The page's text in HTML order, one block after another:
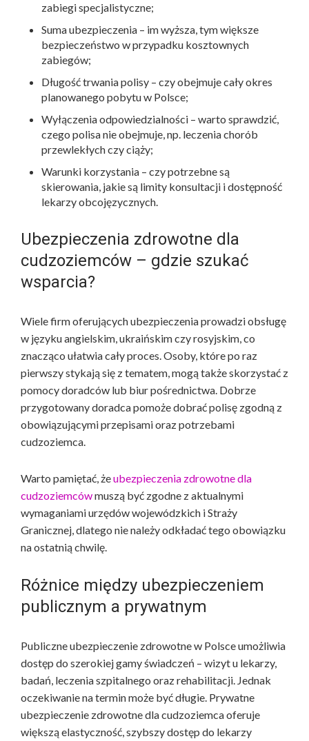
zabiegi specjalistyczne;
Suma ubezpieczenia – im wyższa, tym większe
bezpieczeństwo w przypadku kosztownych
zabiegów;
Długość trwania polisy – czy obejmuje cały okres
planowanego pobytu w Polsce;
Wyłączenia odpowiedzialności – warto sprawdzić,
czego polisa nie obejmuje, np. leczenia chorób
przewlekłych czy ciąży;
Warunki korzystania – czy potrzebne są
skierowania, jakie są limity konsultacji i dostępność
lekarzy obcojęzycznych.
Ubezpieczenia zdrowotne dla
cudzoziemców – gdzie szukać
wsparcia?
Wiele firm oferujących ubezpieczenia prowadzi obsługę
w języku angielskim, ukraińskim czy rosyjskim, co
znacząco ułatwia cały proces. Osoby, które po raz
pierwszy stykają się z tematem, mogą także skorzystać z
pomocy doradców lub biur pośrednictwa. Dobrze
przygotowany doradca pomoże dobrać polisę zgodną z
obowiązującymi przepisami oraz potrzebami
cudzoziemca.
Warto pamiętać, żeubezpieczenia zdrowotne dla
cudzoziemcówmuszą być zgodne z aktualnymi
wymaganiami urzędów wojewódzkich i Straży
Granicznej, dlatego nie należy odkładać tego obowiązku
na ostatnią chwilę.
Różnice między ubezpieczeniem
publicznym a prywatnym
Publiczne ubezpieczenie zdrowotne w Polsce umożliwia
dostęp do szerokiej gamy świadczeń – wizyt u lekarzy,
badań, leczenia szpitalnego oraz rehabilitacji. Jednak
oczekiwanie na termin może być długie. Prywatne
ubezpieczenie zdrowotne dla cudzoziemca oferuje
większą elastyczność, szybszy dostęp do lekarzy